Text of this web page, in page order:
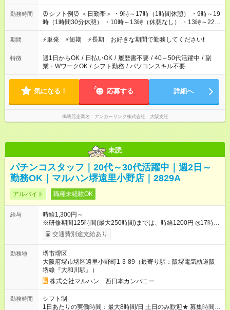
勤務時間
⏰シフト例⏰ ＜日勤帯＞ ・9時～17時（1時間休憩） ・9時～19
時（1時間30分休憩） ・10時～13時（休憩なし） ・13時～22時
（1時間休憩） ＜夜勤帯＞ ・22時～午前2時（休憩なし） ・23
時～午前7時（1時間休憩） ・午前0時～6時（休憩なし） ※案件
う調整しております。
期間 ⚡単発 ⚡短期 ⚡長期 お好きな期間で勤務してください❗
特徴 週1日からOK / 日払いOK / 履歴書不要 / 40～50代活躍中 / 副
業・WワークOK / シフト勤務 / パソコンスキル不要
気になる！ 応募する 詳細へ
掲載元企業名 アンカーリンク株式会社 大阪支社
未読
パチンコスタッフ｜20代～30代活躍中｜週2日～
勤務OK｜マルハン堺遠里小野店｜2829A
アルバイト 職種未経験OK
給与
時給1,300円～
※研修期間125時間(最大250時間)までは、時給1200円 ◎17時以
降 時給＋100円UP ◎22時以降 時給25％UP 【試用期間】試用期
間なし
交通費別途支給あり
勤務地
堺市堺区
大阪府堺市堺区遠里小野町1-3-89（最寄り駅：阪堺電気軌道阪
堺線『大和川駅』）
株式会社マルハン 西日本カンパニー
勤務時間
シフト制
1日あたりの実働時間：最大8時間/日 土日のみ歓迎★ 募集時間